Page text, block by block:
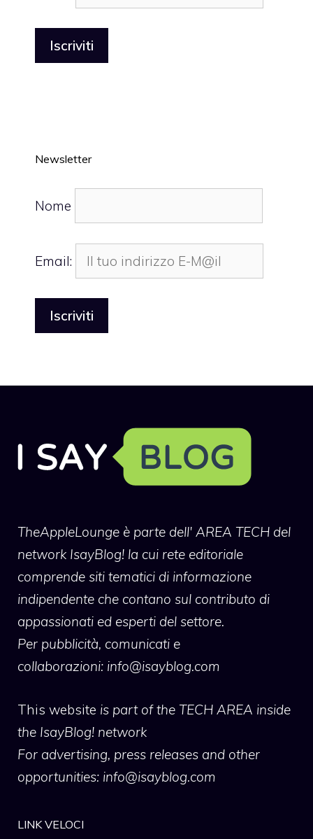
Newsletter
Nome
Email:
TheAppleLounge è parte dell' AREA TECH del
network IsayBlog! la cui rete editoriale
comprende siti tematici di informazione
indipendente che contano sul contributo di
appassionati ed esperti del settore.
Per pubblicità, comunicati e
collaborazioni: info@isayblog.com
This website is part of the TECH AREA inside
the IsayBlog! network
For advertising, press releases and other
opportunities: info@isayblog.com
LINK VELOCI